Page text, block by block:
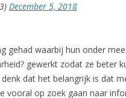
December 5, 2018
gehad waarbij hun onder
gewerkt zodat ze
dat het belangrijk is dat
vooral op zoek gaan naar